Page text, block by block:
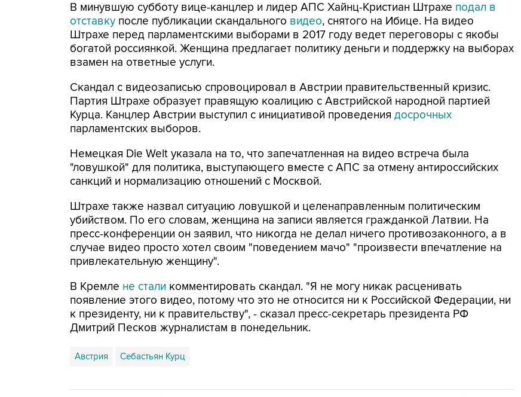
В минувшую субботу вице-канцлер и лидер АПС Хайнц-Кристиан Штрахе подал в
отставку после публикации скандального видео, снятого на Ибице. На видео
Штрахе перед парламентскими выборами в 2017 году ведет переговоры с якобы
богатой россиянкой. Женщина предлагает политику деньги и поддержку на выборах
взамен на ответные услуги.
Скандал с видеозаписью спровоцировал в Австрии правительственный кризис.
Партия Штрахе образует правящую коалицию с Австрийской народной партией
Курца. Канцлер Австрии выступил с инициативой проведения досрочных
парламентских выборов.
Немецкая Die Welt указала на то, что запечатленная на видео встреча была
"ловушкой" для политика, выступающего вместе с АПС за отмену антироссийских
санкций и нормализацию отношений с Москвой.
Штрахе также назвал ситуацию ловушкой и целенаправленным политическим
убийством. По его словам, женщина на записи является гражданкой Латвии. На
пресс-конференции он заявил, что никогда не делал ничего противозаконного, а в
случае видео просто хотел своим "поведением мачо" "произвести впечатление на
привлекательную женщину".
В Кремле не стали комментировать скандал. "Я не могу никак расценивать
появление этого видео, потому что это не относится ни к Российской Федерации, ни
к президенту, ни к правительству", - сказал пресс-секретарь президента РФ
Дмитрий Песков журналистам в понедельник.
Австрия Себастьян Курц